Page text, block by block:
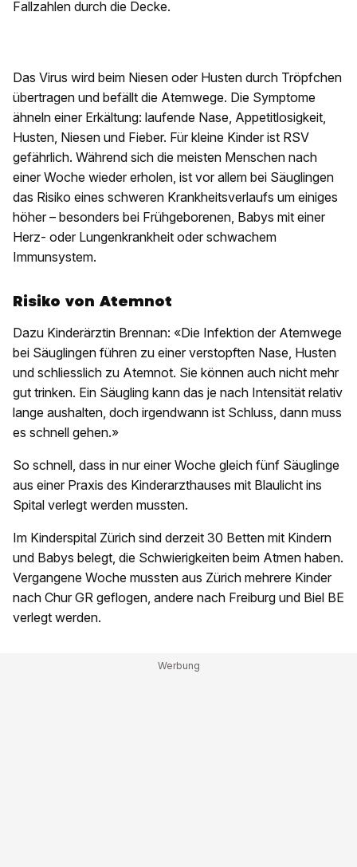
Fallzahlen durch die Decke.
Das Virus wird beim Niesen oder Husten durch Tröpfchen
übertragen und befällt die Atemwege. Die Symptome
ähneln einer Erkältung: laufende Nase, Appetitlosigkeit,
Husten, Niesen und Fieber. Für kleine Kinder ist RSV
gefährlich. Während sich die meisten Menschen nach
einer Woche wieder erholen, ist vor allem bei Säuglingen
das Risiko eines schweren Krankheitsverlaufs um einiges
höher – besonders bei Frühgeborenen, Babys mit einer
Herz- oder Lungenkrankheit oder schwachem
Immunsystem.
Risiko von Atemnot
Dazu Kinderärztin Brennan: «Die Infektion der Atemwege
bei Säuglingen führen zu einer verstopften Nase, Husten
und schliesslich zu Atemnot. Sie können auch nicht mehr
gut trinken. Ein Säugling kann das je nach Intensität relativ
lange aushalten, doch irgendwann ist Schluss, dann muss
es schnell gehen.»
So schnell, dass in nur einer Woche gleich fünf Säuglinge
aus einer Praxis des Kinderarzthauses mit Blaulicht ins
Spital verlegt werden mussten.
Im Kinderspital Zürich sind derzeit 30 Betten mit Kindern
und Babys belegt, die Schwierigkeiten beim Atmen haben.
Vergangene Woche mussten aus Zürich mehrere Kinder
nach Chur GR geflogen, andere nach Freiburg und Biel BE
verlegt werden.